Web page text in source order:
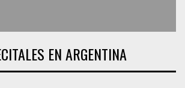
EN ARGENTINA